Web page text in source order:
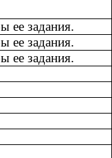
ее задания.
ее задания.
ее задания.